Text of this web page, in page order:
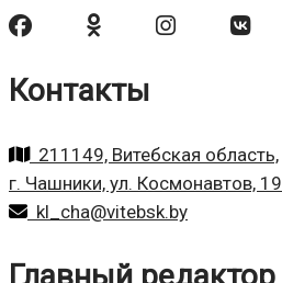
Контакты
211149, Витебская область,
г. Чашники, ул. Космонавтов, 19
kl_cha@vitebsk.by